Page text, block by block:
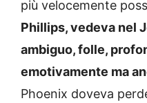
più velocemente
Phillips, vedeva nel
ambiguo, folle,
emotivamente ma
Phoenix doveva